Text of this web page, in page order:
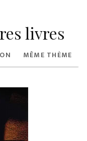
livres
MÊME THÈME